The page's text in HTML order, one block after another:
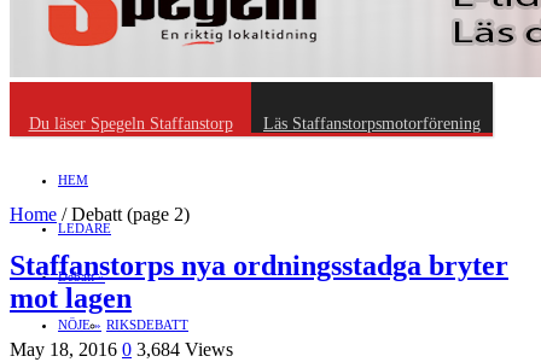
Du läser Spegeln Staffanstorp Läs Staffanstorpsmotorförening
HEM
LEDARE
Debatt »
RIKSDEBATT
NÖJE »
Home /Debatt(page 2)
Staffanstorps nya ordningsstadga bryter
mot lagen
May 18, 2016 0 3,684 Views